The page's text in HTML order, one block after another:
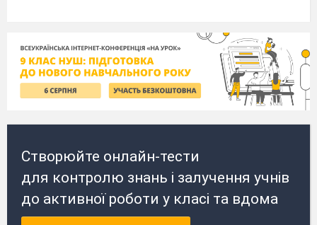
Створюйте онлайн-тести
для контролю знань і залучення учнів
до активної роботи у класі та вдома